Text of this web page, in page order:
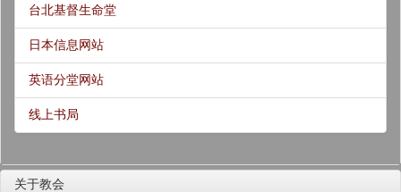
台北基督生命堂
日本信息网站
英语分堂网站
线上书局
关于教会